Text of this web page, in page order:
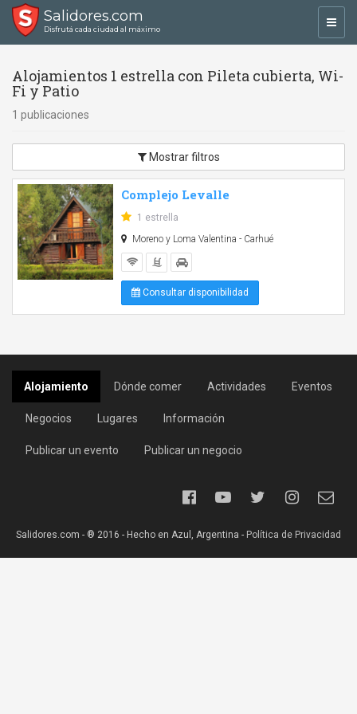
Salidores.com
Disfrutá cada ciudad al máximo
Alojamientos 1 estrella con Pileta cubierta, Wi-
Fi y Patio
1 publicaciones
Mostrar filtros
Complejo Levalle
1 estrella
Moreno y Loma Valentina - Carhué
Consultar disponibilidad
Alojamiento Dónde comer Actividades Eventos
Negocios Lugares Información
Publicar un evento Publicar un negocio
Salidores.com - ® 2016 - Hecho en Azul, Argentina - Política de Privacidad